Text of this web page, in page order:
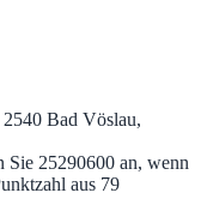
Bad Vöslau,
Sie 25290600 an, wenn
aus 79